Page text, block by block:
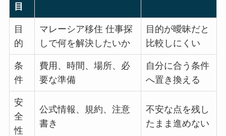
目
目
的
マレーシア移住 仕事探
しで何を解決したいか
目的が曖昧だと
比較しにくい
条
件
費用、時間、場所、必
要な準備
自分に合う条件
へ置き換える
安
全
性
公式情報、規約、注意
書き
不安な点を残し
たまま進めない